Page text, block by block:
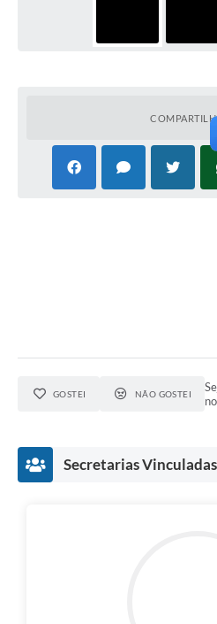
GOSTEI NÃO GOSTEI
Secretarias Vinculadas